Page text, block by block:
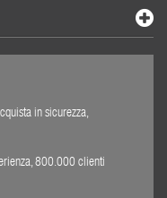
in sicurezza,
800.000 clienti